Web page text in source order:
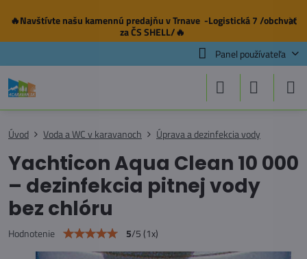
✕
🔥Navštívte našu kamennú predajňuv Trnave -Logistická 7 /obchvat
za ČS SHELL/🔥
Panel používateľa
Úvod Voda a WC v karavanoch Úprava a dezinfekcia vody
Yachticon Aqua Clean 10 000
– dezinfekcia pitnej vody
bez chlóru
Hodnotenie 5/5(1x)